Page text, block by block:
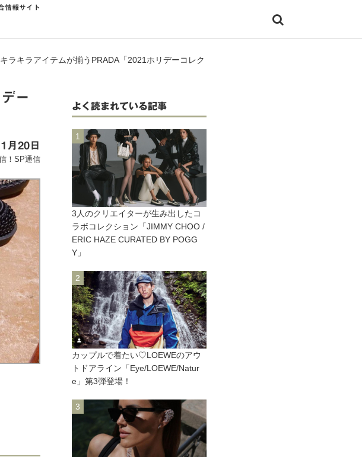
情報サイト
キラキラアイテムが揃うPRADA「2021ホリデーコレク
ー
月20日
！SP通信
よく読まれている記事
3人のクリエイターが生み出したコ
ラボコレクション「JIMMY CHOO /
ERIC HAZE CURATED BY POGG
Y」
カップルで着たい♡LOEWEのアウ
トドアライン「Eye/LOEWE/Natur
e」第3弾登場！